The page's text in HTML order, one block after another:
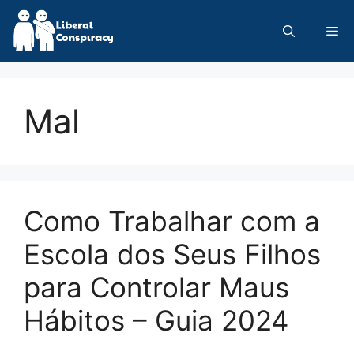
Skip
content
Mal
Como Trabalhar com a
Escola dos Seus Filhos
para Controlar Maus
Hábitos – Guia 2024